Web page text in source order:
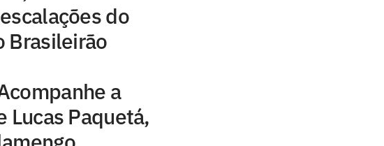
do
Brasileirão
a
Lucas Paquetá,